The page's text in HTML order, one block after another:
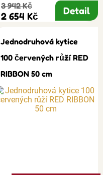
3 942 Kč
2 654 Kč Detail
Jednodruhová kytice
100 červených růží RED
RIBBON 50 cm